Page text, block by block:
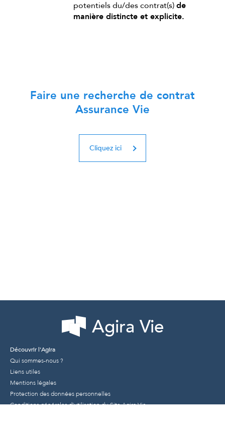
potentiels du/des contrat(s)de
manière distincte et explicite.
Faire une recherche de contrat
Assurance Vie
Cliquez ici
Agira Vie
Découvrir l'Agira
Qui sommes-nous ?
Liens utiles
Mentions légales
Protection des données personnelles
Conditions générales d’utilisation du Site Agira Vie